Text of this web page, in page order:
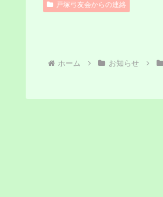
戸塚弓友会からの連絡
ホーム お知らせ